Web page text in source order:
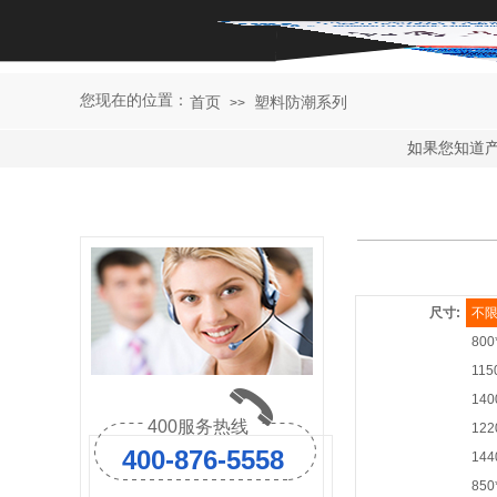
首页 >> 塑料防潮系列
您现在的位置 ：
400-876-5558
400服务热线
如果您知道
尺寸:
不限